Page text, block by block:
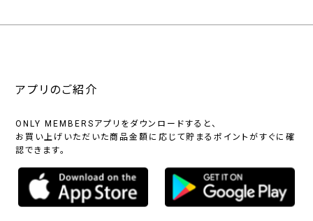
アプリのご紹介
ONLY MEMBERSアプリをダウンロードすると、
お買い上げいただいた商品金額に応じて貯まるポイントがすぐに確
認できます。